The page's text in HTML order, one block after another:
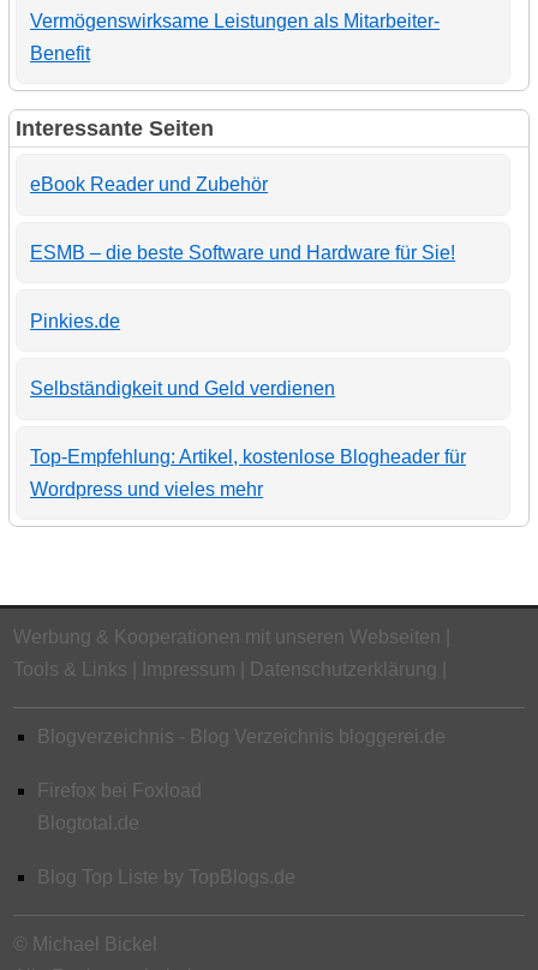
Vermögenswirksame Leistungen als Mitarbeiter-
Benefit
Interessante Seiten
eBook Reader und Zubehör
ESMB – die beste Software und Hardware für Sie!
Pinkies.de
Selbständigkeit und Geld verdienen
Top-Empfehlung: Artikel, kostenlose Blogheader für
Wordpress und vieles mehr
Werbung & Kooperationen mit unseren Webseiten
Tools & Links
Impressum Datenschutzerklärung
Blogverzeichnis - Blog Verzeichnis bloggerei.de
Firefox bei Foxload
Blogtotal.de
Blog Top Liste by TopBlogs.de
© Michael Bickel